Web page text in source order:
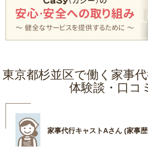
東京都杉並区で働く家事
体験談・口コ
家事代行キャストAさん (家事